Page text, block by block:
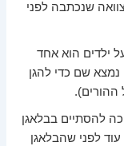
שנכתבה לפני
ילדים הוא אחד
נמצא שם כדי להגן
ההורים).
להסתיים בבלאגן
לפני שהבלאגן